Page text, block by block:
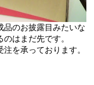
品のお披露目みたいな
はまだ先です。
を承っております。